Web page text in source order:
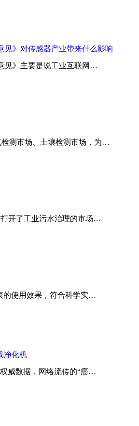
见》对传感器产业带来什么影响
见》主要是说工业互联网…
测市场、土壤检测市场，为…
开了工业污水治理的市场…
的使用效果，符合科学实…
净化机
威数据，网络流传的“癌…